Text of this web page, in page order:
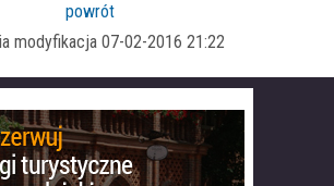
powrót
modyfikacja 07-02-2016 21:22